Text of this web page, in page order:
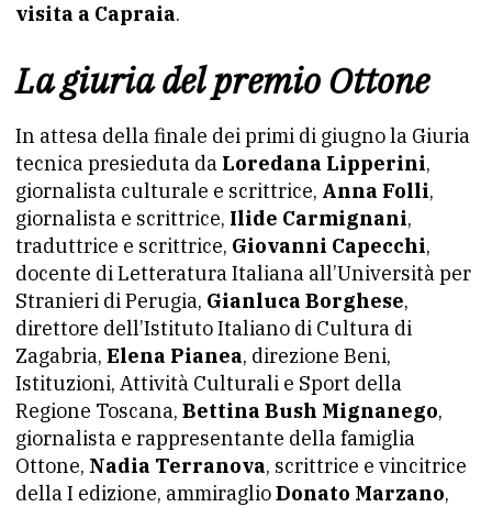
visita a Capraia.
La giuria del premio Ottone
In attesa della finale dei primi di giugno la Giuria
tecnica presieduta da Loredana Lipperini,
giornalista culturale e scrittrice, Anna Folli,
giornalista e scrittrice, Ilide Carmignani,
traduttrice e scrittrice, Giovanni Capecchi,
docente di Letteratura Italiana all’Università per
Stranieri di Perugia, Gianluca Borghese,
direttore dell’Istituto Italiano di Cultura di
Zagabria, Elena Pianea, direzione Beni,
Istituzioni, Attività Culturali e Sport della
Regione Toscana, Bettina Bush Mignanego,
giornalista e rappresentante della famiglia
Ottone, Nadia Terranova, scrittrice e vincitrice
della I edizione, ammiraglioDonato Marzano,